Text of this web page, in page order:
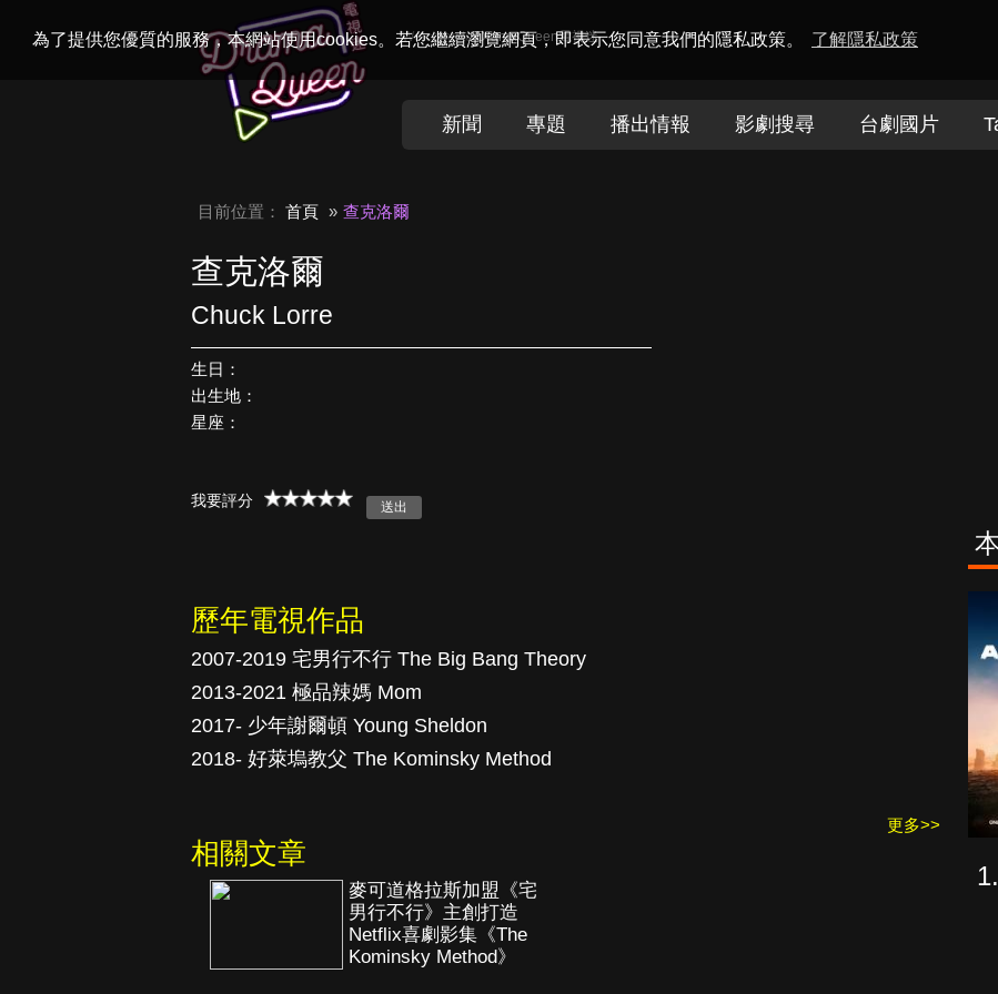
為了提供您優質的服務，本網站使用cookies。若您繼續瀏覽網頁，即表示您同意我們的隱私政策。 了解隱私政策
Welcome toDramaQueen電視迷
新聞 專題 播出情報 影劇搜尋 台劇國片
目前位置： 首頁 查克洛爾
查克洛爾
Chuck Lorre
生日：
出生地：
星座：
我要評分
歷年電視作品
2007-2019 宅男行不行 The Big Bang Theory
2013-2021 極品辣媽 Mom
2017- 少年謝爾頓 Young Sheldon
2018- 好萊塢教父 The Kominsky Method
更多>>
相關文章
麥可道格拉斯加盟《宅
男行不行》主創打造
Netflix喜劇影集《The
Kominsky Method》
真愛挑日子